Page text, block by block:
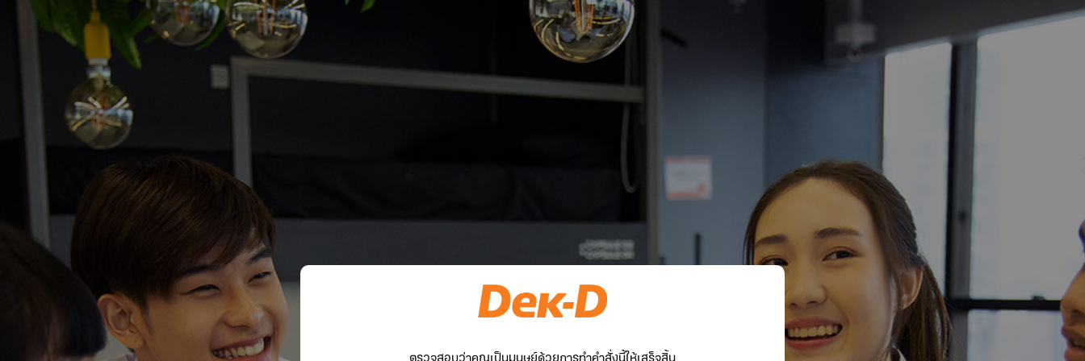
ตรวจสอบว่าคุณเป็นมนุษย์ด้วยการทำคำสั่งนี้ให้เสร็จสิ้น